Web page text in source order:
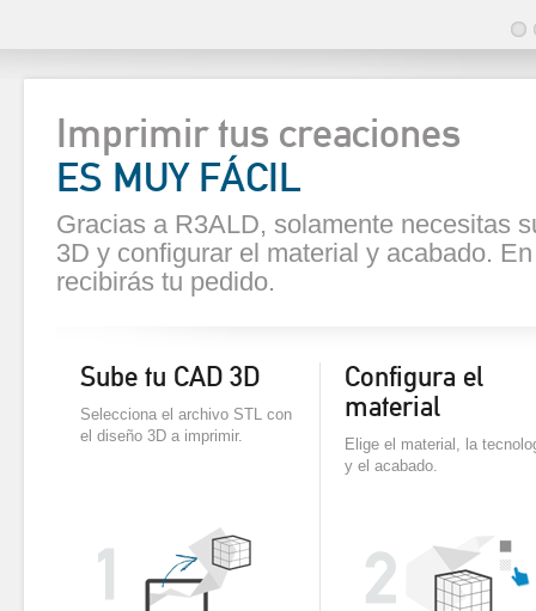
Imprimir tus creaciones
ES MUY FÁCIL
Gracias a R3ALD, solamente necesitas
3D y configurar el material y acabado.
recibirás tu pedido.
Sube tu CAD 3D
Selecciona el archivo STL con
el diseño 3D a imprimir.
Configura el
material
Elige el material, la
y el acabado.